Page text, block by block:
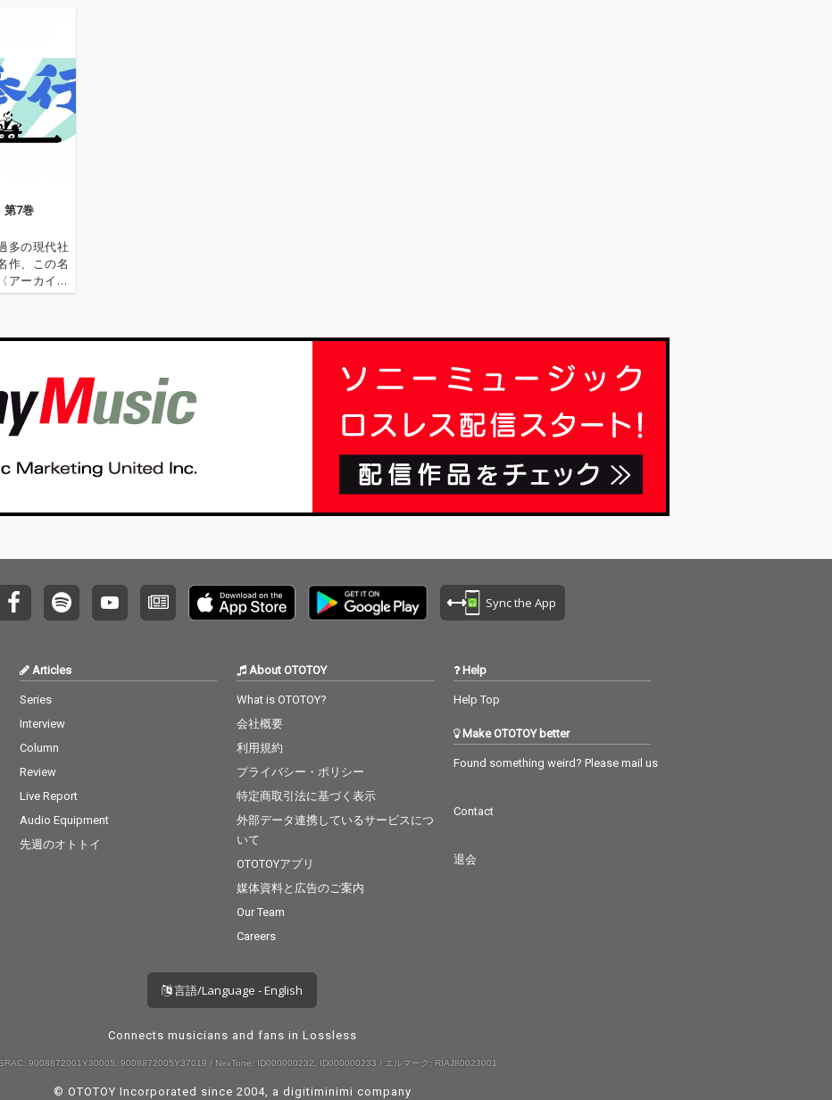
第7巻
多の現代社
作、この名
アーカイ奉
…!'''〈アーカ
Sync the App
Articles
Series
Interview
Column
Review
Live Report
Audio Equipment
先週のオトトイ
About OTOTOY
What is OTOTOY?
会社概要
利用規約
プライバシー・ポリシー
特定商取引法に基づく表示
外部データ連携しているサービスにつ
いて
OTOTOYアプリ
媒体資料と広告のご案内
Our Team
Careers
Help
Help Top
Make OTOTOY better
Found something weird? Please mail us
Contact
退会
言語/Language - English
Connects musicians and fans in Lossless
9008872001Y30005, 9008872005Y37019 / NexTone: ID000000232, ID000000233 / エルマーク: RIAJ80023001
© OTOTOY Incorporated since 2004, a digitiminimi company